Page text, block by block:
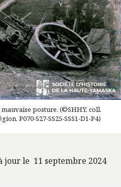
posture. (©SHHY, coll.
P070-S27-SS25-SSS1-D1-P4)
jour le 11 septembre 2024